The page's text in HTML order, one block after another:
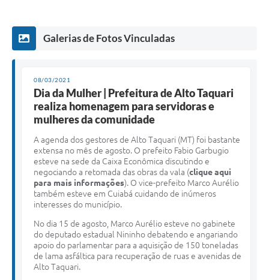
Galerias de Fotos Vinculadas
08/03/2021
Dia da Mulher | Prefeitura de Alto Taquari
realiza homenagem para servidoras e
mulheres da comunidade
A agenda dos gestores de Alto Taquari (MT) foi bastante
extensa no mês de agosto. O prefeito Fabio Garbugio
esteve na sede da Caixa Econômica discutindo e
negociando a retomada das obras da vala (clique aqui
para mais informações). O vice-prefeito Marco Aurélio
também esteve em Cuiabá cuidando de inúmeros
interesses do município.
No dia 15 de agosto, Marco Aurélio esteve no gabinete
do deputado estadual Nininho debatendo e angariando
apoio do parlamentar para a aquisição de 150 toneladas
de lama asfáltica para recuperação de ruas e avenidas de
Alto Taquari.